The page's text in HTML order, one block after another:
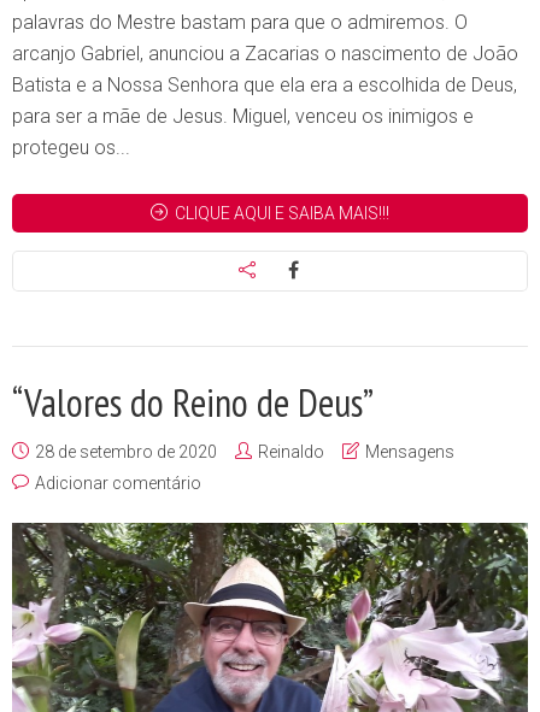
palavras do Mestre bastam para que o admiremos. O
arcanjo Gabriel, anunciou a Zacarias o nascimento de João
Batista e a Nossa Senhora que ela era a escolhida de Deus,
para ser a mãe de Jesus. Miguel, venceu os inimigos e
protegeu os...
CLIQUE AQUI E SAIBA MAIS!!!
“Valores do Reino de Deus”
28 de setembro de 2020 Reinaldo
Mensagens
Adicionar comentário